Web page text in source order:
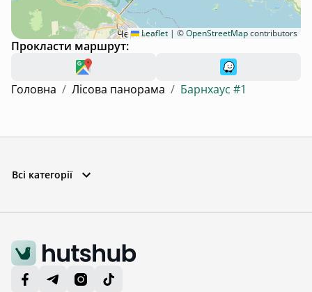
Leaflet | ©OpenStreetMapcontributors
Прокласти маршрут:
Головна / Лісова панорама / Барнхаус #1
Всі категорії